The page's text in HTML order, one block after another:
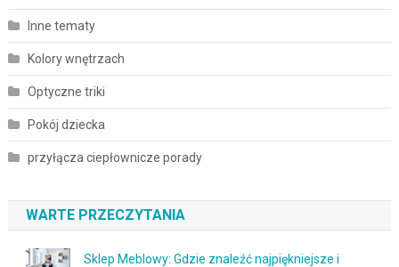
Inne tematy
Kolory wnętrzach
Optyczne triki
Pokój dziecka
przyłącza ciepłownicze porady
WARTE PRZECZYTANIA
Sklep Meblowy: Gdzie znaleźć najpiękniejsze i